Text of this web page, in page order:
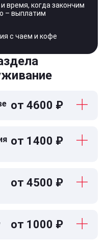
время, когда закончим
– выплатим
с чаем и кофе
от 4600 ₽
от 1400 ₽
от 4500 ₽
от 1000 ₽